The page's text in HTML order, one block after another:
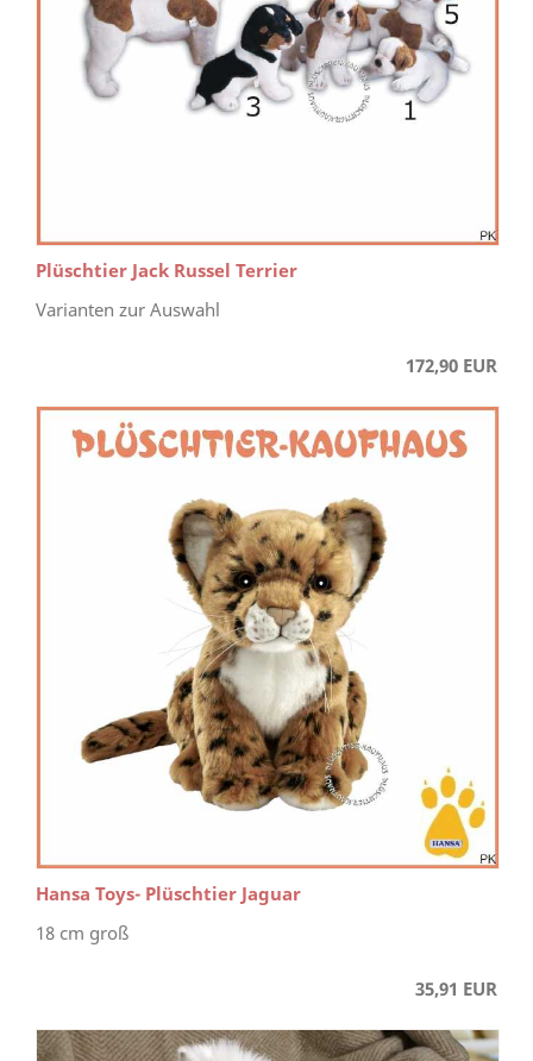
Plüschtier Jack Russel Terrier
Varianten zur Auswahl
172,90 EUR
Hansa Toys- Plüschtier Jaguar
18 cm groß
35,91 EUR